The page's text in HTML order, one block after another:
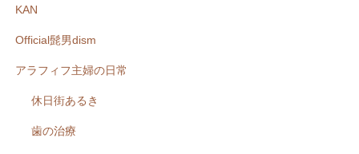
KAN
Official髭男dism
アラフィフ主婦の日常
休日街あるき
歯の治療